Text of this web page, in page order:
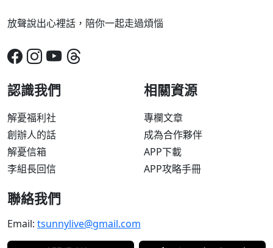
放聲說出心裡話，陪你一起走過煩惱
認識我們
解憂福利社
創辦人的話
解憂信箱
李組長回信
相關資源
專欄文章
成為合作夥伴
APP下載
APP攻略手冊
聯絡我們
Email: tsunnylive@gmail.com